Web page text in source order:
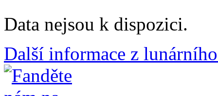
Data nejsou k dispozici.
Další informace z